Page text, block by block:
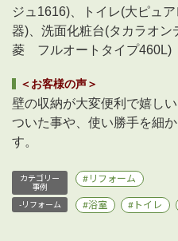
ジュ1616)、トイレ(大ピュ
器)、洗面化粧台(タカラオン
菱 フルオートタイプ460L)
＜お客様の声＞
壁の収納が大変便利で嬉し
ついた事や、使い勝手を細
す。
カテゴリー
事例
リフォーム
-リフォーム 浴室 トイレ